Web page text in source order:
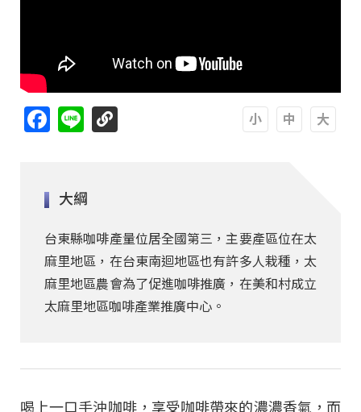
Facebook
Line
大綱
台東縣咖啡產量位居全國第三，主要產區位在太
麻里地區，在台東南迴地區也有許多人栽種，太
麻里地區農會為了促進咖啡推廣，在美和村成立
太麻里地區咖啡產業推廣中心。
喝上一口手沖咖啡，享受咖啡帶來的濃濃香氣，而